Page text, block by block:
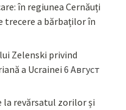
în regiunea Cernăuți
trecere a bărbaților în
Zelenski privind
a Ucrainei 6 Август
la revărsatul zorilor și